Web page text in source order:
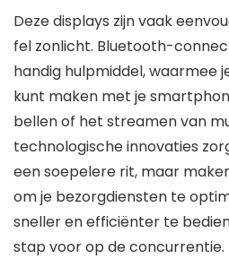
Deze displays zijn vaak
fel zonlicht. Bluetooth-
handig hulpmiddel, waarmee
kunt maken met je
bellen of het streamen van
technologische innovaties
een soepelere rit, maar
om je bezorgdiensten te
sneller en efficiënter te
stap voor op de concurrentie.